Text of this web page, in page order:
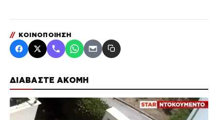
ΔΙΑΒΑΣΤΕ ΑΚΟΜΗ
// ΚΟΙΝΟΠΟΙΗΣΗ